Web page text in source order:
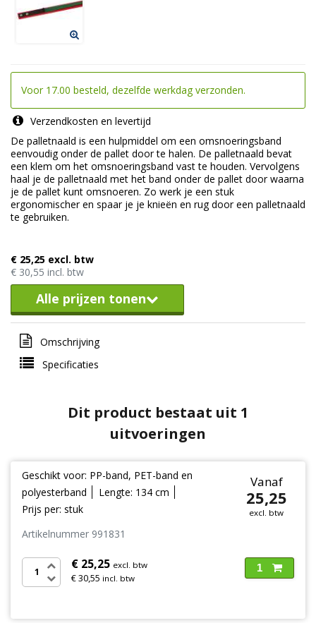
Voor 17.00 besteld, dezelfde werkdag verzonden.
Verzendkosten en levertijd
De palletnaald is een hulpmiddel om een omsnoeringsband
eenvoudig onder de pallet door te halen. De palletnaald bevat
een klem om het omsnoeringsband vast te houden. Vervolgens
haal je de palletnaald met het band onder de pallet door waarna
je de pallet kunt omsnoeren. Zo werk je een stuk
ergonomischer en spaar je je knieën en rug door een palletnaald
te gebruiken.
€ 25,25 excl. btw
€ 30,55 incl. btw
Alle prijzen tonen
Omschrijving
Specificaties
Dit product bestaat uit 1
uitvoeringen
Geschikt voor: PP-band, PET-band en
polyesterband
Lengte: 134 cm
Prijs per: stuk
Vanaf
25,25
excl. btw
Artikelnummer 991831
€ 25,25 excl. btw
€ 30,55 incl. btw
1